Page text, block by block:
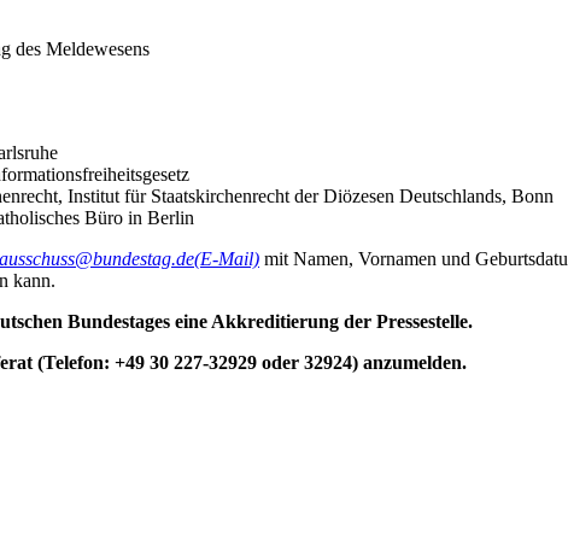
des Meldewesens
Institut für Staatskirchenrecht der Diözesen Deutschlands, Bonn
Büro in Berlin
(E-Mail) mit Namen, Vornamen und
kann.
Bundestages eine Akkreditierung der Pressestelle.
(Telefon: +49 30 227-32929 oder 32924) anzumelden.